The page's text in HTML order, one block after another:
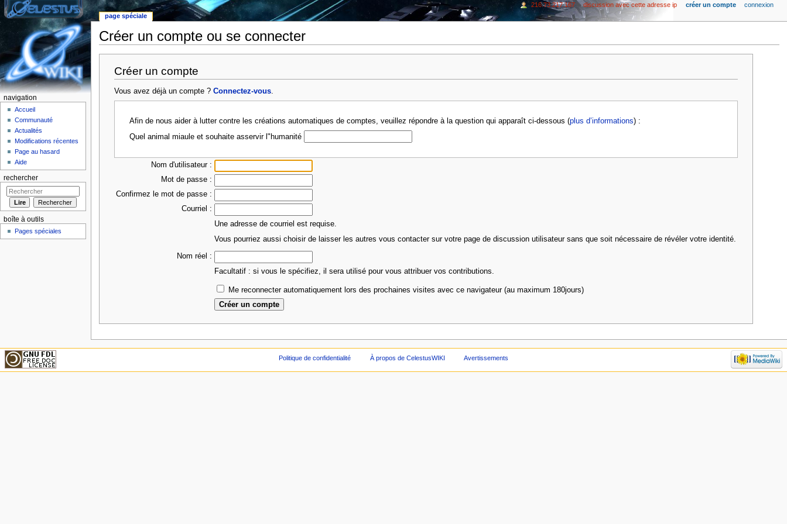
Créer un compte ou se connecter
Créer un compte
Vous avez déjà un compte ?Connectez-vous.
Afin de nous aider à lutter contre les créations automatiques de comptes, veuillez répondre à la question qui apparaît ci-dessous (plus d’informations) :
Quel animal miaule et souhaite asservir l"humanité
Nom d'utilisateur :
Mot de passe :
Confirmez le mot de passe :
Courriel :
Une adresse de courriel est requise.
Vous pourriez aussi choisir de laisser les autres vous contacter sur votre page de discussion utilisateur sans que soit nécessaire de révéler votre identité.
Nom réel :
Facultatif : si vous le spécifiez, il sera utilisé pour vous attribuer vos contributions.
Me reconnecter automatiquement lors des prochaines visites avec ce navigateur (au maximum 180jours)
page spéciale
216.73.217.167 discussion avec cette adresse ip créer un compte connexion
navigation
Accueil
Communauté
Actualités
Modifications récentes
Page au hasard
Aide
rechercher
boîte à outils
Pages spéciales
Politique de confidentialité À propos de CelestusWIKI Avertissements